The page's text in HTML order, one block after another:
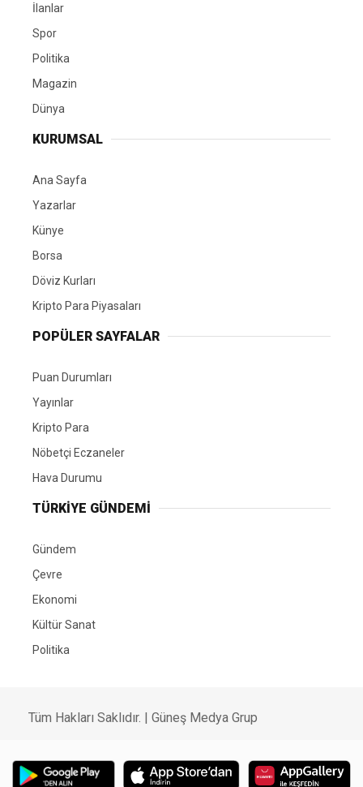
İlanlar
Spor
Politika
Magazin
Dünya
KURUMSAL
Ana Sayfa
Yazarlar
Künye
Borsa
Döviz Kurları
Kripto Para Piyasaları
POPÜLER SAYFALAR
Puan Durumları
Yayınlar
Kripto Para
Nöbetçi Eczaneler
Hava Durumu
TÜRKIYE GÜNDEMI
Gündem
Çevre
Ekonomi
Kültür Sanat
Politika
Tüm Hakları Saklıdır. | Güneş Medya Grup